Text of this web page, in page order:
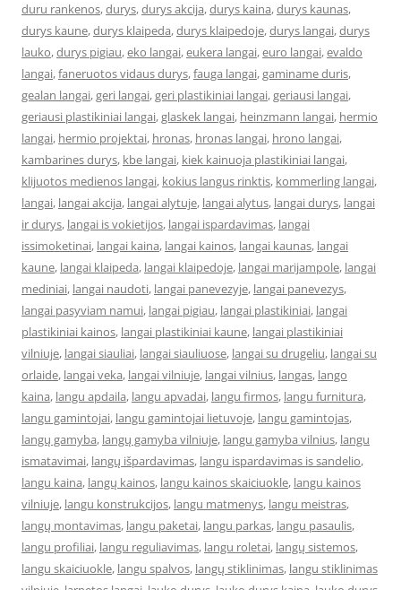
duru rankenos,durys,durys akcija,durys kaina,durys kaunas,
durys kaune,durys klaipeda,durys klaipedoje,durys langai,durys
lauko,durys pigiau,eko langai,eukera langai,euro langai,evaldo
langai,faneruotos vidaus durys,fauga langai,gaminame duris,
gealan langai,geri langai,geri plastikiniai langai,geriausi langai,
geriausi plastikiniai langai,glaskek langai, heinzmann langai, hermio
langai, hermio projektai, hronas, hronas langai, hrono langai,
kambarines durys, kbe langai, kiek kainuoja plastikiniai langai,
klijuotos medienos langai, kokius langus rinktis, kommerling langai,
langai, langai akcija, langai alytuje, langai alytus, langai durys, langai
ir durys, langai is vokietijos, langai ispardavimas, langai
issimoketinai, langai kaina, langai kainos, langai kaunas, langai
kaune, langai klaipeda, langai klaipedoje, langai marijampole, langai
mediniai, langai naudoti, langai panevezyje, langai panevezys,
langai pasyviam namui, langai pigiau, langai plastikiniai, langai
plastikiniai kainos, langai plastikiniai kaune, langai plastikiniai
vilniuje, langai siauliai, langai siauliuose, langai su drugeliu, langai su
orlaide, langai veka, langai vilniuje, langai vilnius, langas, lango
kaina, langu apdaila, langu apvadai, langu firmos, langu furnitura,
langu gamintojai, langu gamintojai lietuvoje, langu gamintojas,
langų gamyba, langų gamyba vilniuje, langu gamyba vilnius, langu
ismatavimai, langų išpardavimas, langu ispardavimas is sandelio,
langu kaina, langų kainos, langu kainos skaiciuokle, langu kainos
vilniuje, langu konstrukcijos, langu matmenys, langu meistras,
langų montavimas, langu paketai, langu parkas, langu pasaulis,
langu profiliai, langu reguliavimas, langu roletai, langų sistemos,
langu skaiciuokle, langu spalvos, langų stiklinimas, langu stiklinimas